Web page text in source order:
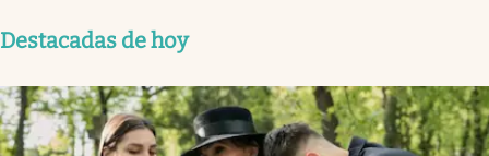
Destacadas de hoy